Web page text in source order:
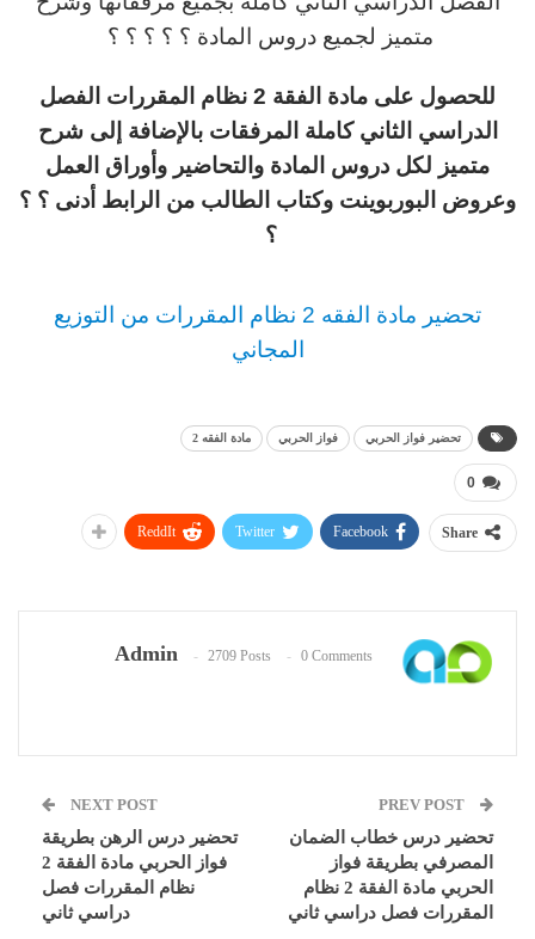
متميز لجميع دروس المادة ؟ ؟ ؟ ؟ ؟
للحصول على مادة الفقة 2 نظام المقررات الفصل
الدراسي الثاني كاملة المرفقات بالإضافة إلى شرح
متميز لكل دروس المادة والتحاضير وأوراق العمل
وعروض البوربوينت وكتاب الطالب من الرابط أدنى ؟ ؟
؟
تحضير مادة الفقه 2 نظام المقررات من التوزيع
المجاني
تحضير فواز الحربي فواز الحربي مادة الفقه 2
0
Share
Facebook
Twitter
ReddIt
Admin 2709 Posts 0 Comments
تحضير درس خطاب الضمان
المصرفي بطريقة فواز
الحربي مادة الفقة 2 نظام
المقررات فصل دراسي ثاني
NEXT POST
تحضير درس الرهن بطريقة
فواز الحربي مادة الفقة 2
نظام المقررات فصل
دراسي ثاني